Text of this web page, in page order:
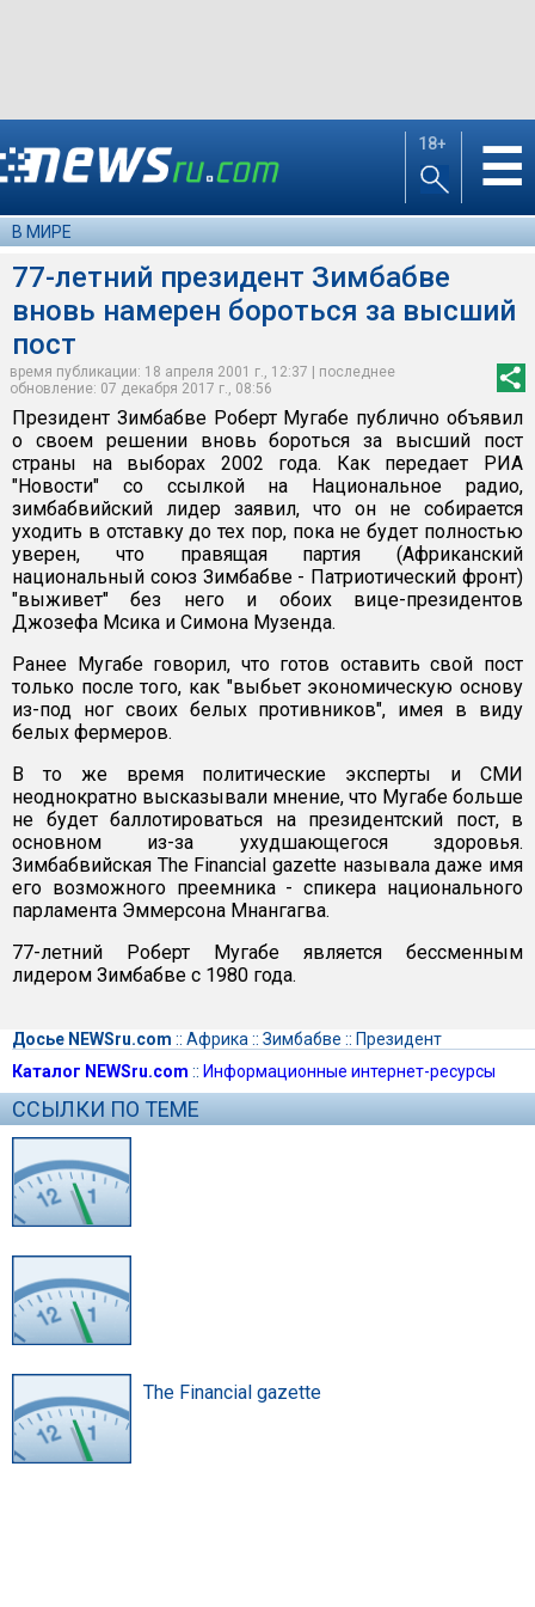
18+ ☰
В МИРЕ
77-летний президент Зимбабве
вновь намерен бороться за высший
пост
время публикации: 18 апреля 2001 г., 12:37 | последнее
обновление: 07 декабря 2017 г., 08:56
Президент Зимбабве Роберт Мугабе публично объявил
о своем решении вновь бороться за высший пост
страны на выборах 2002 года. Как передает РИА
"Новости" со ссылкой на Национальное радио,
зимбабвийский лидер заявил, что он не собирается
уходить в отставку до тех пор, пока не будет полностью
уверен, что правящая партия (Африканский
национальный союз Зимбабве - Патриотический фронт)
"выживет" без него и обоих вице-президентов
Джозефа Мсика и Симона Музенда.
Ранее Мугабе говорил, что готов оставить свой пост
только после того, как "выбьет экономическую основу
из-под ног своих белых противников", имея в виду
белых фермеров.
В то же время политические эксперты и СМИ
неоднократно высказывали мнение, что Мугабе больше
не будет баллотироваться на президентский пост, в
основном из-за ухудшающегося здоровья.
Зимбабвийская The Financial gazette называла даже имя
его возможного преемника - спикера национального
парламента Эммерсона Мнангагва.
77-летний Роберт Мугабе является бессменным
лидером Зимбабве с 1980 года.
Досье NEWSru.com :: Африка :: Зимбабве :: Президент
Каталог NEWSru.com :: Информационные интернет-ресурсы
ССЫЛКИ ПО ТЕМЕ
The Financial gazette